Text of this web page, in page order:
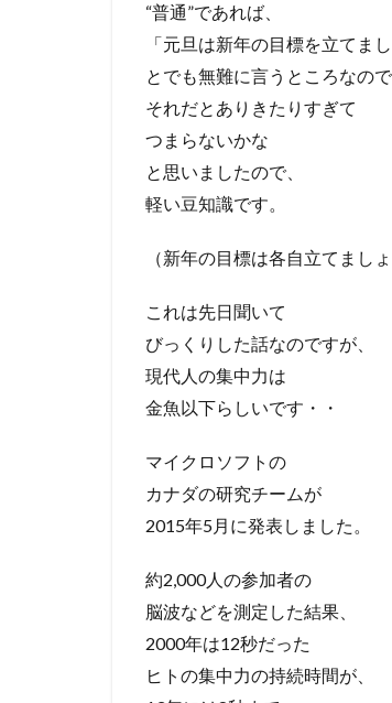
“普通”であれば、
「元旦は新年の目標を立てまし
とでも無難に言うところなので
それだとありきたりすぎて
つまらないかな
と思いましたので、
軽い豆知識です。
（新年の目標は各自立てましょ
これは先日聞いて
びっくりした話なのですが、
現代人の集中力は
金魚以下らしいです・・
マイクロソフトの
カナダの研究チームが
2015年5月に発表しました。
約2,000人の参加者の
脳波などを測定した結果、
2000年は12秒だった
ヒトの集中力の持続時間が、